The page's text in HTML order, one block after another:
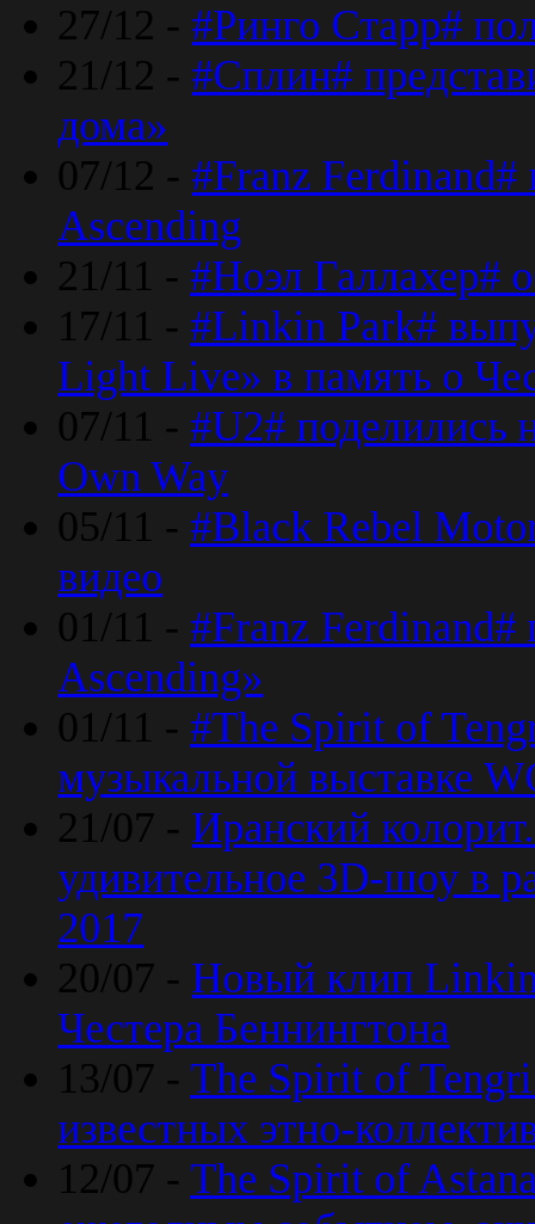
27/12 - #Ринго Старр#
21/12 - #Сплин#
дома»
07/12 - #Franz
Ascending
21/11 - #Ноэл Галлахер#
17/11 - #Linkin Park#
Light Live» в память о
07/11 - #U2#
Own Way
05/11 - #Black Rebel
видео
01/11 - #Franz Ferdinand#
Ascending»
01/11 - #The Spirit of
музыкальной выставке
21/07 - Иранский
удивительное 3D-шоу в
2017
20/07 - Новый клип Linkin
Честера Беннингтона
13/07 - The Spirit of Tengri
известных этно-
12/07 - The Spirit of